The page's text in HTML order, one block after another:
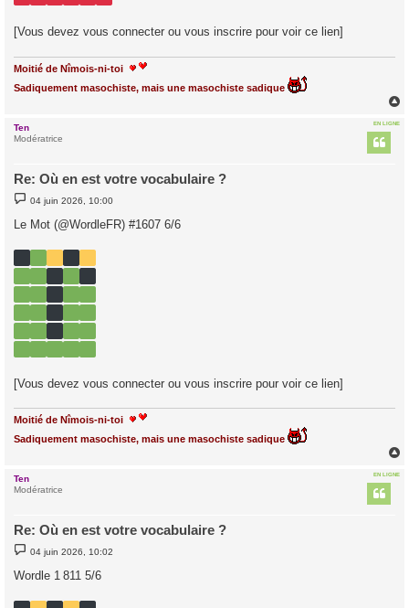
[Vous devez vous connecter ou vous inscrire pour voir ce lien]
Moitié de Nîmois-ni-toi
Sadiquement masochiste, mais une masochiste sadique
EN LIGNE
Ten
Modératrice
Re: Où en est votre vocabulaire ?
M
e
s
s
g
04 juin 2026, 10:00
Le Mot (@WordleFR) #1607 6/6
[Vous devez vous connecter ou vous inscrire pour voir ce lien]
Moitié de Nîmois-ni-toi
Sadiquement masochiste, mais une masochiste sadique
EN LIGNE
Ten
Modératrice
Re: Où en est votre vocabulaire ?
M
e
s
g
04 juin 2026, 10:02
Wordle 1 811 5/6